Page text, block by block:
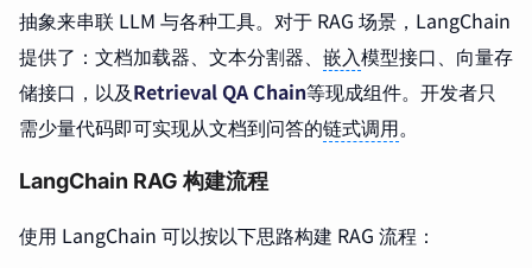
抽象来串联 LLM 与各种工具。对于 RAG 场景，LangChain
提供了：文档加载器、文本分割器、 嵌入模型接口、向量存
储接口，以及Retrieval QA Chain等现成组件。开发者只
需少量代码即可实现从文档到问答的链式调用。
LangChain RAG 构建流程
使用 LangChain 可以按以下思路构建 RAG 流程：